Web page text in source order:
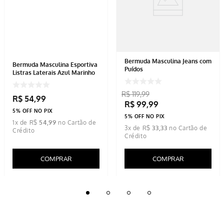
Bermuda Masculina Esportiva
Listras Laterais Azul Marinho
R$ 54,99
5% OFF NO PIX
1x de R$ 54 ,99
COMPRAR
Bermuda Masculina Jeans com
Puídos
R$ 119,99
R$ 99,99
5% OFF NO PIX
3x de R$ 33 ,33
COMPRAR